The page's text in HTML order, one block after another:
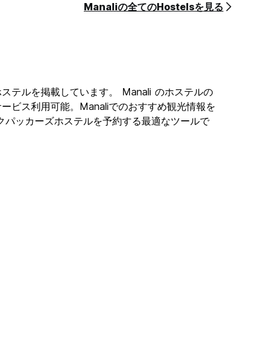
Manaliの全てのHostelsを見る
テルを掲載しています。 Manali のホステルの
ビス利用可能。Manaliでのおすすめ観光情報を
ッカーズホステルを予約する最適なツールで